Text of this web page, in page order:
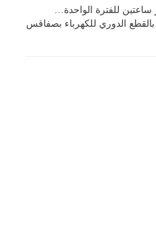
ساعتين للفترة الواحدة…
بالقطع الدوري للكهرباء بصفاقس